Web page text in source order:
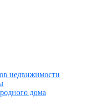
недвижимости
дома